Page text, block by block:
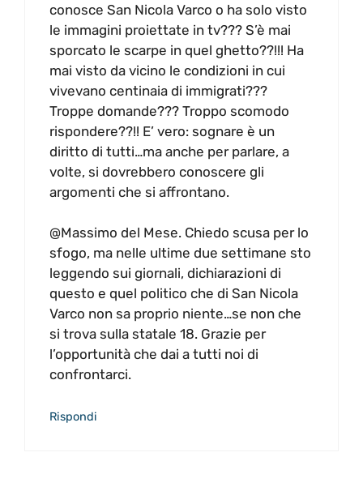
conosce San Nicola Varco o ha solo visto
le immagini proiettate in tv??? S’è mai
sporcato le scarpe in quel ghetto??!!! Ha
mai visto da vicino le condizioni in cui
vivevano centinaia di immigrati???
Troppe domande??? Troppo scomodo
rispondere??!! E’ vero: sognare è un
diritto di tutti…ma anche per parlare, a
volte, si dovrebbero conoscere gli
argomenti che si affrontano.
@Massimo del Mese. Chiedo scusa per lo
sfogo, ma nelle ultime due settimane sto
leggendo sui giornali, dichiarazioni di
questo e quel politico che di San Nicola
Varco non sa proprio niente…se non che
si trova sulla statale 18. Grazie per
l’opportunità che dai a tutti noi di
confrontarci.
Rispondi